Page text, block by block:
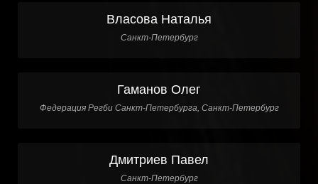
Власова Наталья
Санкт-Петербург
Гаманов Олег
Федерация Регби Санкт-Петербурга, Санкт-Петербург
Дмитриев Павел
Санкт-Петербург